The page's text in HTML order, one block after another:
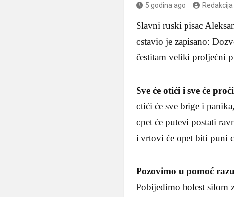
5 godina ago Redakcija
Slavni ruski pisac
ostavio je zapisano:
čestitam veliki proljećni
Sve će otići i sve će
otići će sve brige i panika,
opet će putevi postati
i vrtovi će opet biti puni
Pozovimo u pomoć
Pobijedimo bolest silom